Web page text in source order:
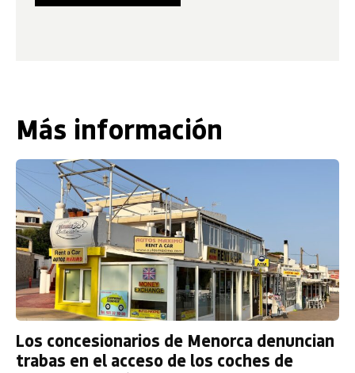
Más información
Los concesionarios de Menorca denuncian
trabas en el acceso de los coches de